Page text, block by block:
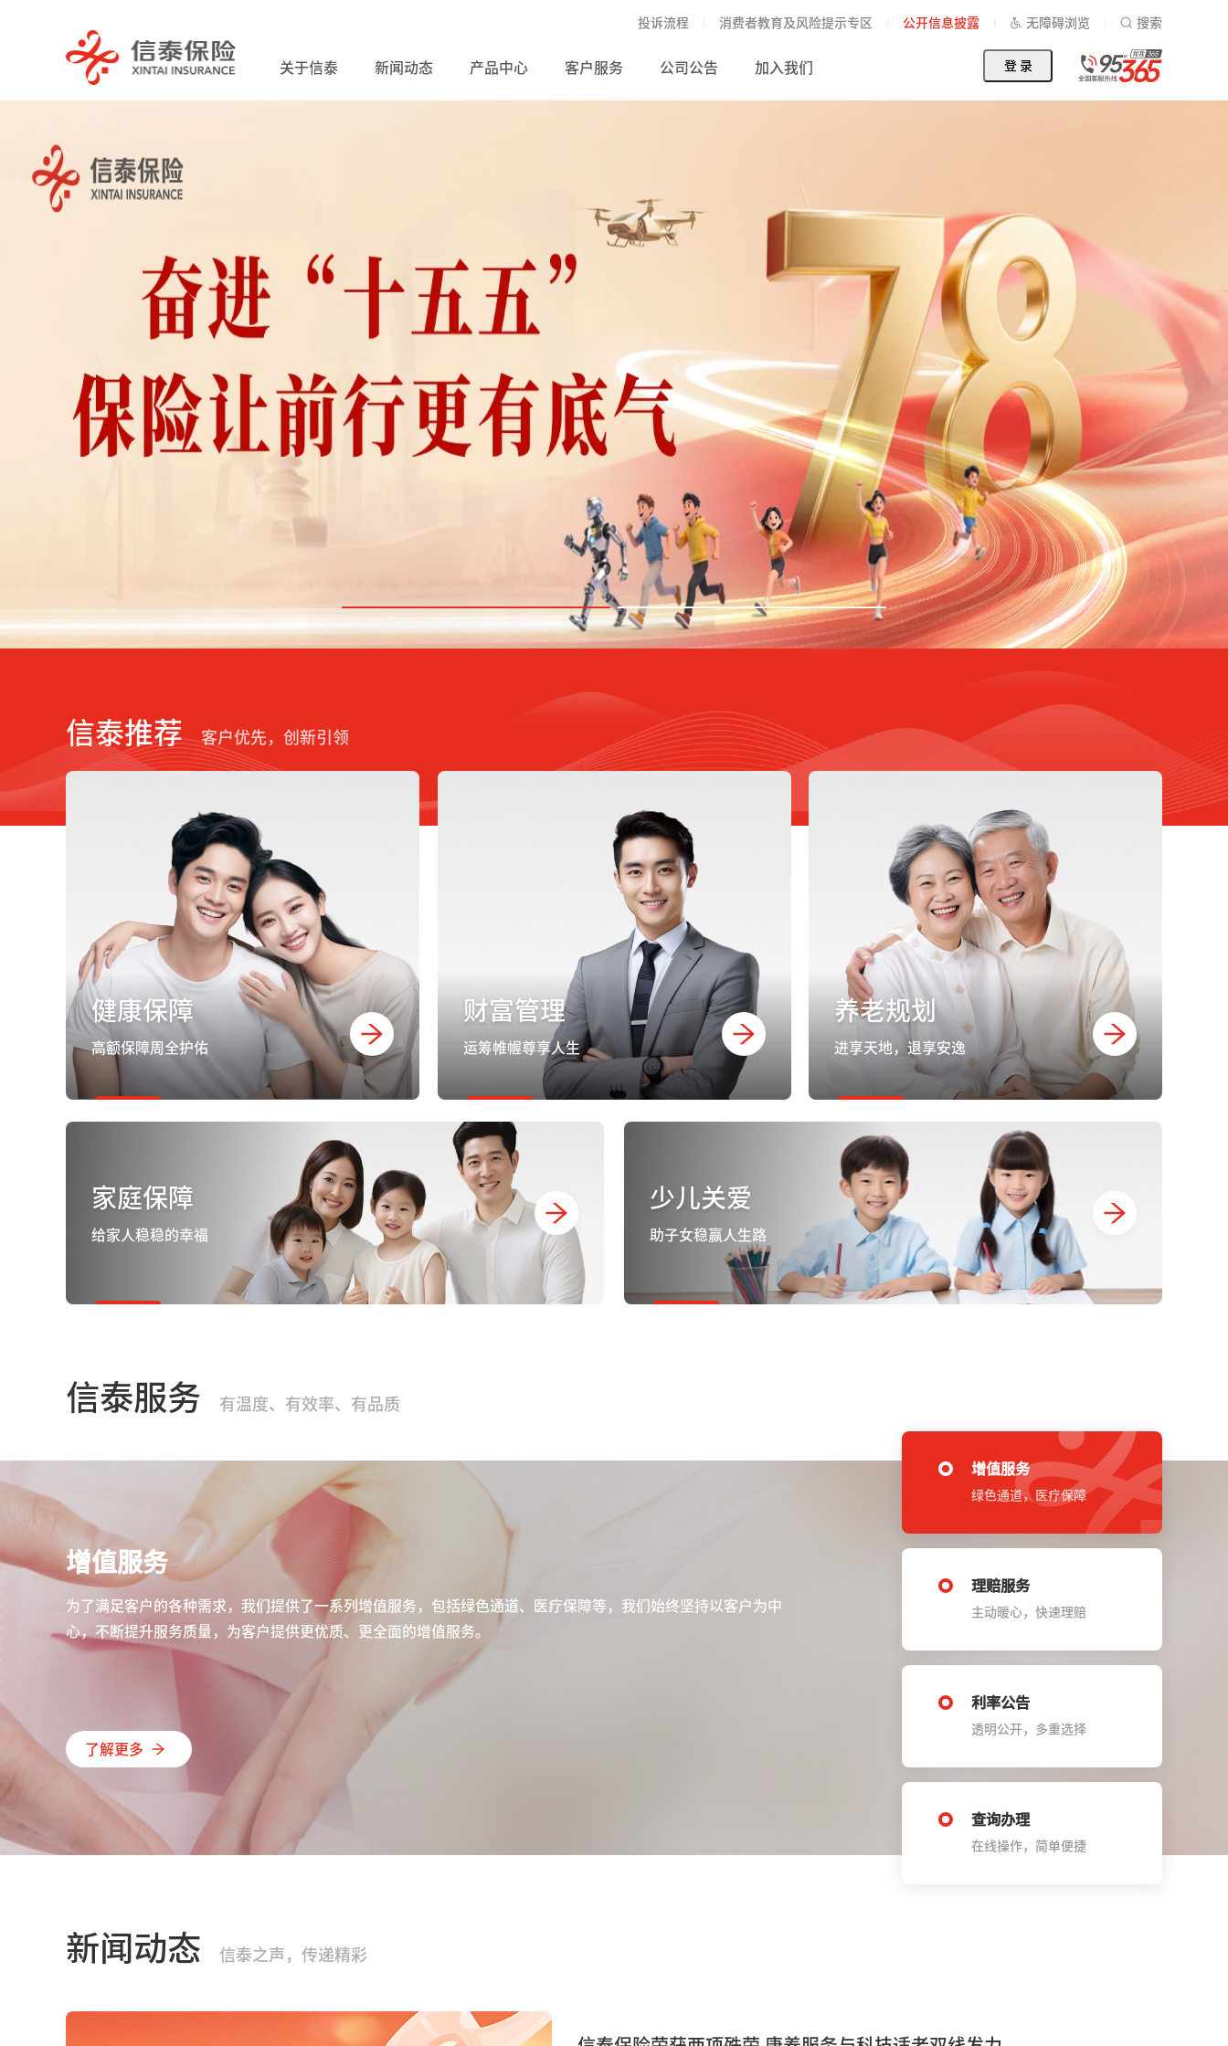
投诉流程 消费者教育及风险提示专区 公开信息披露 无障碍浏览 搜索
关于信泰 新闻动态 产品中心 客户服务 公司公告 加入我们 登 录
信泰推荐 客户优先，创新引领
健康保障
高额保障周全护佑
财富管理
运筹帷幄尊享人生
养老规划
进享天地，退享安逸
家庭保障
给家人稳稳的幸福
少儿关爱
助子女稳赢人生路
信泰服务 有温度、有效率、有品质
增值服务
为了满足客户的各种需求，我们提供了一系列增值服务，包括绿色通道、医疗保障等，我们始终坚持以客户为中
心，不断提升服务质量，为客户提供更优质、更全面的增值服务。
了解更多
增值服务
绿色通道，医疗保障
理赔服务
主动暖心，快速理赔
利率公告
透明公开，多重选择
查询办理
在线操作，简单便捷
新闻动态 信泰之声，传递精彩